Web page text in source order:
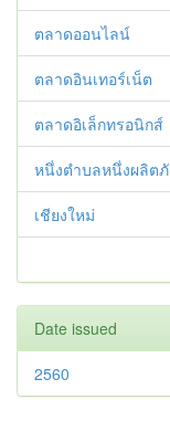
ตลาดออนไลน์
ตลาดอินเทอร์เน็ต
ตลาดอิเล็กทรอนิกส์
หนึ่งตำบลหนึ่งผลิต
เชียงใหม่
Date issued
2560